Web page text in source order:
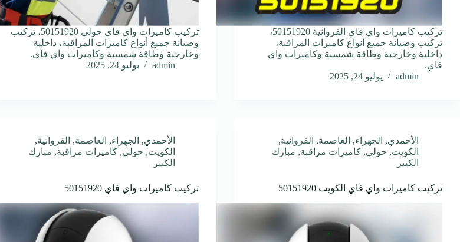
تركيب كاميرات واي فاي الفروانية 50151920،
تركيب وصيانة جميع أنواع كاميرات المراقبة،
داخلية وخارجية وطاقة شمسية وكاميرات واي
فاي.
admin
يوليو 24, 2025
تركيب كاميرات واي فاي حولي 50151920، تركيب
وصيانة جميع أنواع كاميرات المراقبة، داخلية
وخارجية وطاقة شمسية وكاميرات واي فاي.
admin
يوليو 24, 2025
الأحمدي, الجهراء, العاصمة, الفروانية,
الكويت, حولي, كاميرات مراقبة, مبارك
الكبير
تركيب كاميرات واي فاي الكويت 50151920
الأحمدي, الجهراء, العاصمة, الفروانية,
الكويت, حولي,كاميرات مراقبة, مبارك
الكبير
تركيب كاميرات واي فاي 50151920